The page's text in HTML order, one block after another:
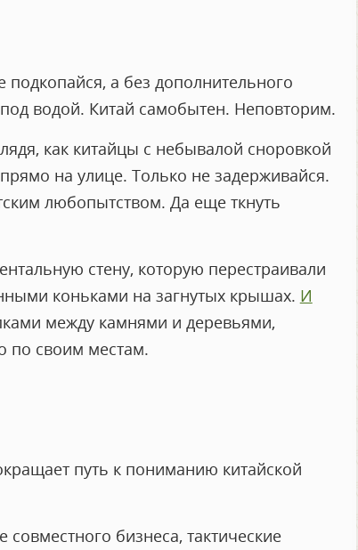
а без дополнительного
водой. Китай самобытен. Неповторим.
как китайцы с небывалой сноровкой
на улице. Только не задерживайся.
любопытством. Да еще ткнуть
стену, которую перестраивали
коньками на загнутых крышах. И
между камнями и деревьями,
по своим местам.
путь к пониманию китайской
бизнеса, тактические